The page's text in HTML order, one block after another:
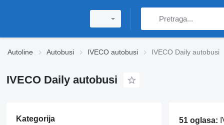
Autoline Autobusi IVECO autobusi IVECO Daily autobusi
IVECO Daily autobusi
Kategorija 51 oglasa: